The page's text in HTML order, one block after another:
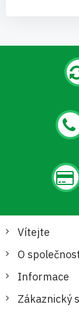
Vítejte
O
Informace
Zákaznický